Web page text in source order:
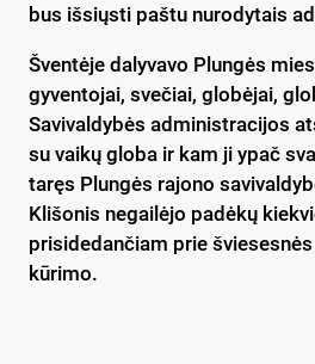
bus išsiųsti paštu nurodytais
Šventėje dalyvavo Plungės
gyventojai, svečiai, globėjai,
Savivaldybės administracijos
su vaikų globa ir kam ji ypač
taręs Plungės rajono
Klišonis negailėjo padėkų
prisidedančiam prie
kūrimo.